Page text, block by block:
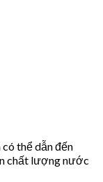
thể dẫn đến
chất lượng nước